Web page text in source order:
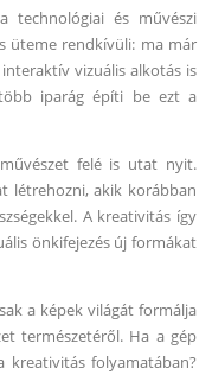
technológiai és művészi
üteme rendkívüli: ma már
vizuális alkotás is
iparág építi be ezt a
felé is utat nyit.
létrehozni, akik korábban
A kreativitás így
önkifejezés új formákat
a képek világát formálja
természetéről. Ha a gép
folyamatában?